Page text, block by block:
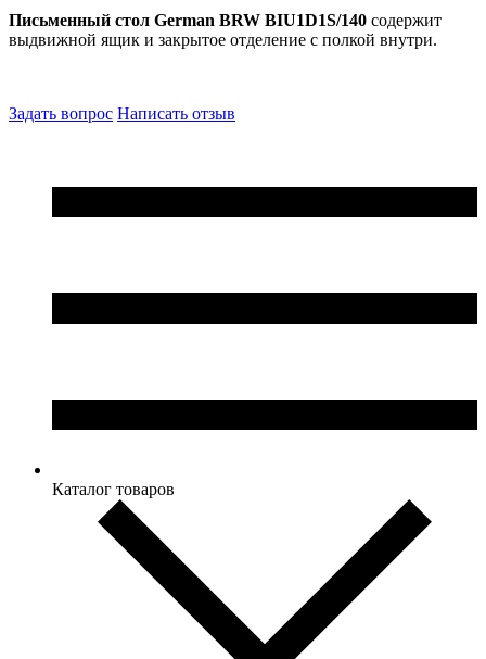
Письменный стол German BRW BIU1D1S/140 cодержит
выдвижной ящик и закрытое отделение с полкой внутри.
Задать вопрос Написать отзыв
Каталог товаров